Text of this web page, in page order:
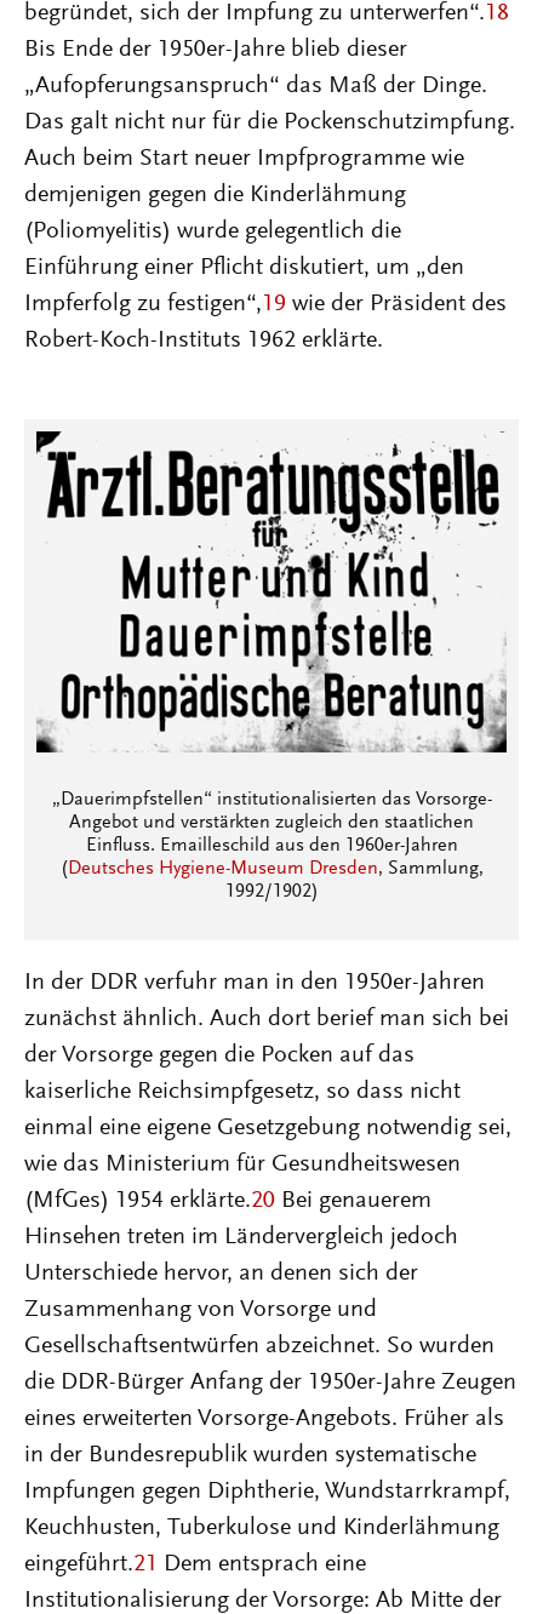
begründet, sich der Impfung zu unterwerfen“. 18
Bis Ende der 1950er-Jahre blieb dieser
„Aufopferungsanspruch“ das Maß der Dinge.
Das galt nicht nur für die Pockenschutzimpfung.
Auch beim Start neuer Impfprogramme wie
demjenigen gegen die Kinderlähmung
(Poliomyelitis) wurde gelegentlich die
Einführung einer Pflicht diskutiert, um „den
Impferfolg zu festigen“, 19 wie der Präsident des
Robert-Koch-Instituts 1962 erklärte.
„Dauerimpfstellen“ institutionalisierten das Vorsorge-
Angebot und verstärkten zugleich den staatlichen
Einfluss. Emailleschild aus den 1960er-Jahren
( Deutsches Hygiene-Museum Dresden, Sammlung,
1992/1902)
In der DDR verfuhr man in den 1950er-Jahren
zunächst ähnlich. Auch dort berief man sich bei
der Vorsorge gegen die Pocken auf das
kaiserliche Reichsimpfgesetz, so dass nicht
einmal eine eigene Gesetzgebung notwendig sei,
wie das Ministerium für Gesundheitswesen
(MfGes) 1954 erklärte.20 Bei genauerem
Hinsehen treten im Ländervergleich jedoch
Unterschiede hervor, an denen sich der
Zusammenhang von Vorsorge und
Gesellschaftsentwürfen abzeichnet. So wurden
die DDR-Bürger Anfang der 1950er-Jahre Zeugen
eines erweiterten Vorsorge-Angebots. Früher als
in der Bundesrepublik wurden systematische
Impfungen gegen Diphtherie, Wundstarrkrampf,
Keuchhusten, Tuberkulose und Kinderlähmung
eingeführt.21
Dem entsprach eine
Institutionalisierung der Vorsorge: Ab Mitte der